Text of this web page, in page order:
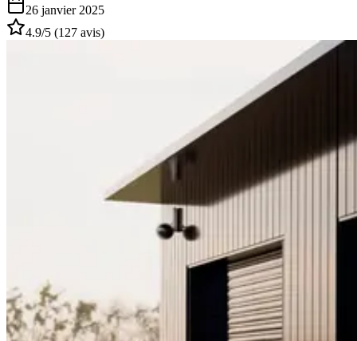
26 janvier 2025
4.9/5 (127 avis)